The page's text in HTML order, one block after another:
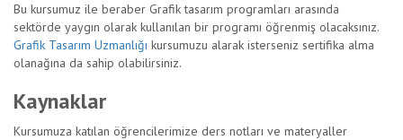
Bu kursumuz ile beraber Grafik tasarım programları arasında
sektörde yaygın olarak kullanılan bir programı öğrenmiş olacaksınız.
Grafik Tasarım Uzmanlığı kursumuzu alarak isterseniz sertifika alma
olanağına da sahip olabilirsiniz.
Kaynaklar
Kursumuza katılan öğrencilerimize ders notları ve materyaller